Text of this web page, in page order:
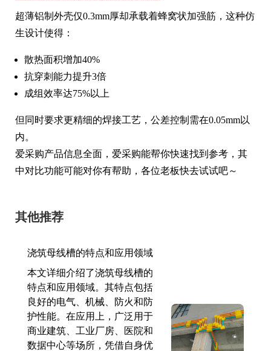
超薄铝制外壳仅0.3mm厚却承载着蜂窝状加强筋，这种仿
生设计使得：
散热面积增加40%
抗穿刺能力提升3倍
成组效率达75%以上
但同时要求更精细的焊接工艺，公差控制需在0.05mm以
内。
爱采购产品信息全面，爱采购能帮你快速找到参考，其
中对比功能可能对你有帮助，各位老板快去试试吧～
其他推荐
浇筑母线槽的特点和应用领域
本文详细介绍了浇筑母线槽的
特点和应用领域。其特点包括
良好的电气、机械、防火和防
护性能。在应用上，广泛用于
商业建筑、工业厂房、医院和
数据中心等场所，凭借自身优